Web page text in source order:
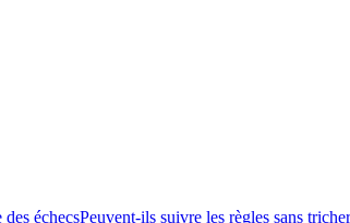
échecsPeuvent-ils suivre les règles sans